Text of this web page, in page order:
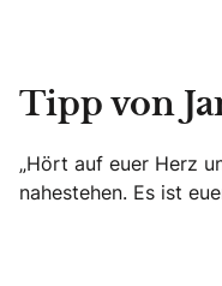
Tipp von
„Hört auf euer Herz
nahestehen. Es ist